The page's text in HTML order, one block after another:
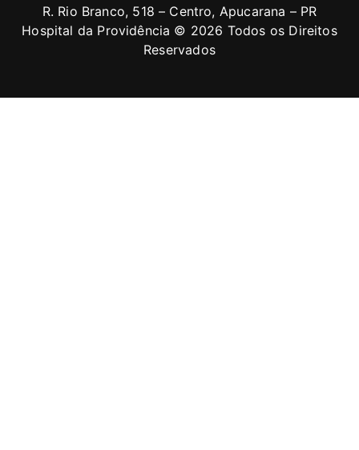
R. Rio Branco, 518 – Centro, Apucarana – PR
Hospital da Providência © 2026 Todos os Direitos
Reservados